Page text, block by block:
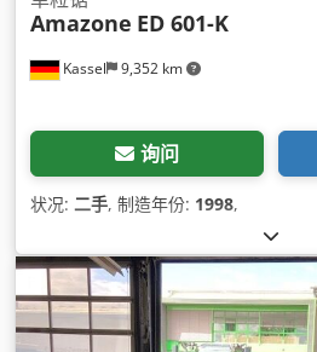
Kassel 9,352 km
Amazone ED 601-K
询问
状况: 二手, 制造年份: 1998,